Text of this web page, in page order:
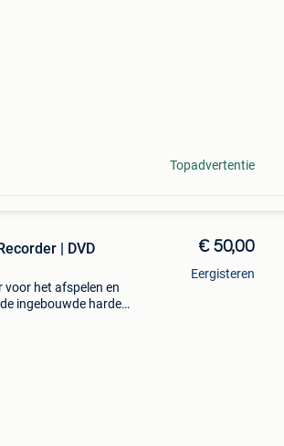
Topadvertentie
| DVD
voor het afspelen en
ingebouwde harde
€ 50,00
Eergisteren